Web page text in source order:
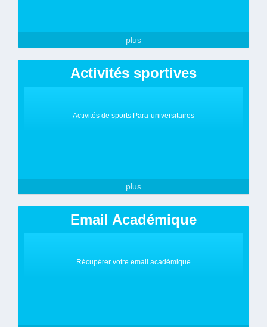
plus
Activités sportives
Activités de sports Para-universitaires
plus
Email Académique
Récupérer votre email académique